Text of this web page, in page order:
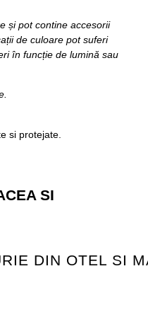
și pot contine accesorii
de culoare pot suferi
în funcție de lumină sau
si protejate.
SI
DIN OTEL SI